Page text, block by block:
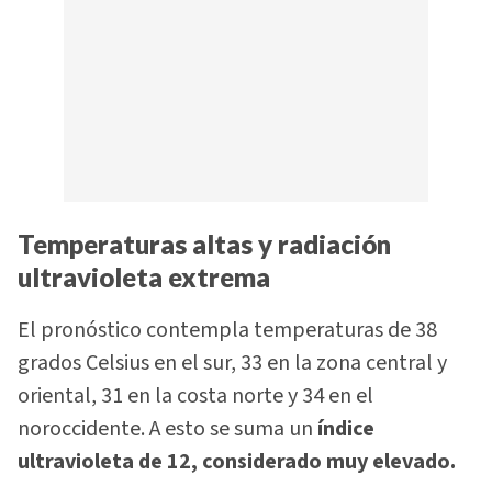
Temperaturas altas y radiación
ultravioleta extrema
El pronóstico contempla temperaturas de 38
grados Celsius en el sur, 33 en la zona central y
oriental, 31 en la costa norte y 34 en el
noroccidente. A esto se suma un índice
ultravioleta de 12, considerado muy elevado.